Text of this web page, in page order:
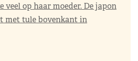
op haar moeder. De japon
met tule bovenkant in